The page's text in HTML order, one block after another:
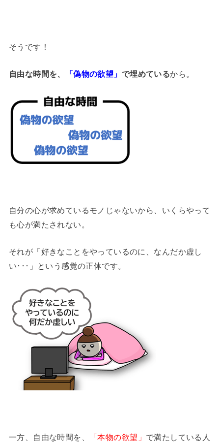
そうです！
自由な時間を、 「偽物の欲望」 で埋めているから。
自分の心が求めているモノじゃないから、いくらやって
も心が満たされない。
それが「好きなことをやっているのに、なんだか虚し
い･･･」という感覚の正体です。
一方、自由な時間を、 「本物の欲望」 で満たしている人